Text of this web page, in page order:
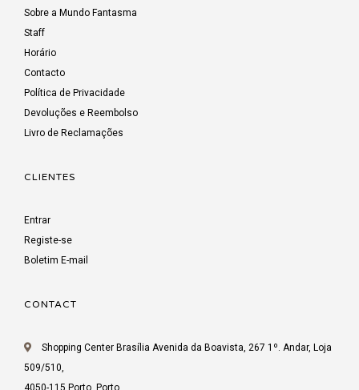
Sobre a Mundo Fantasma
Staff
Horário
Contacto
Política de Privacidade
Devoluções e Reembolso
Livro de Reclamações
CLIENTES
Entrar
Registe-se
Boletim E-mail
CONTACT
Shopping Center Brasília Avenida da Boavista, 267 1º. Andar, Loja
509/510,
4050-115 Porto, Porto